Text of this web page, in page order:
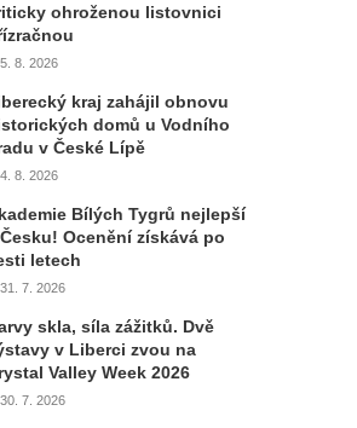
ohroženou listovnici
5. 8. 2026
kraj zahájil obnovu
domů u Vodního
v České Lípě
4. 8. 2026
Bílých Tygrů nejlepší
Ocenění získává po
letech
31. 7. 2026
skla, síla zážitků. Dvě
v Liberci zvou na
Valley Week 2026
30. 7. 2026